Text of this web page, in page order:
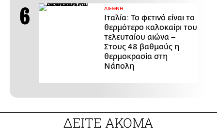
ΔΙΕΘΝΗ
Ιταλία: Το φετινό είναι το
θερμότερο καλοκαίρι του
τελευταίου αιώνα –
Στους 48 βαθμούς η
θερμοκρασία στη
Νάπολη
ΔΕΙΤΕ ΑΚΟΜΑ